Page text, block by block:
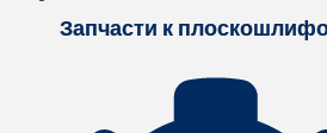
Запчасти к